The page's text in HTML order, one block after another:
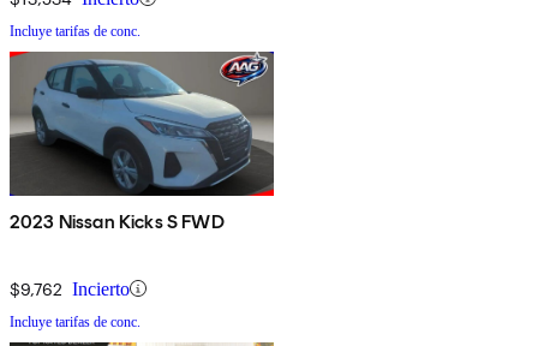
Incluye tarifas de conc.
2023 Nissan Kicks S FWD
$9,762 Incierto
Incluye tarifas de conc.